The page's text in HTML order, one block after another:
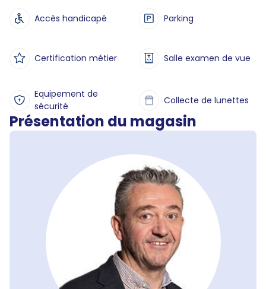
Accès handicapé Parking
Certification métier Salle examen de vue
Equipement de
sécurité
Collecte de lunettes
Présentation du magasin